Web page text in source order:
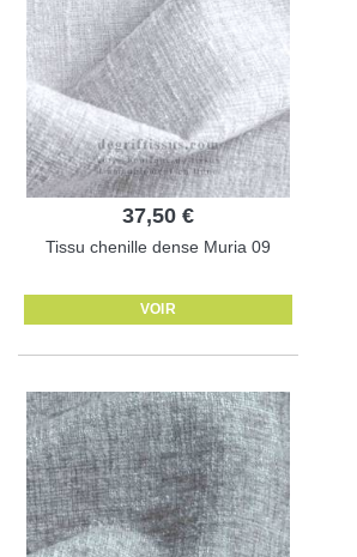
37,50 €
Tissu chenille dense Muria 09
VOIR